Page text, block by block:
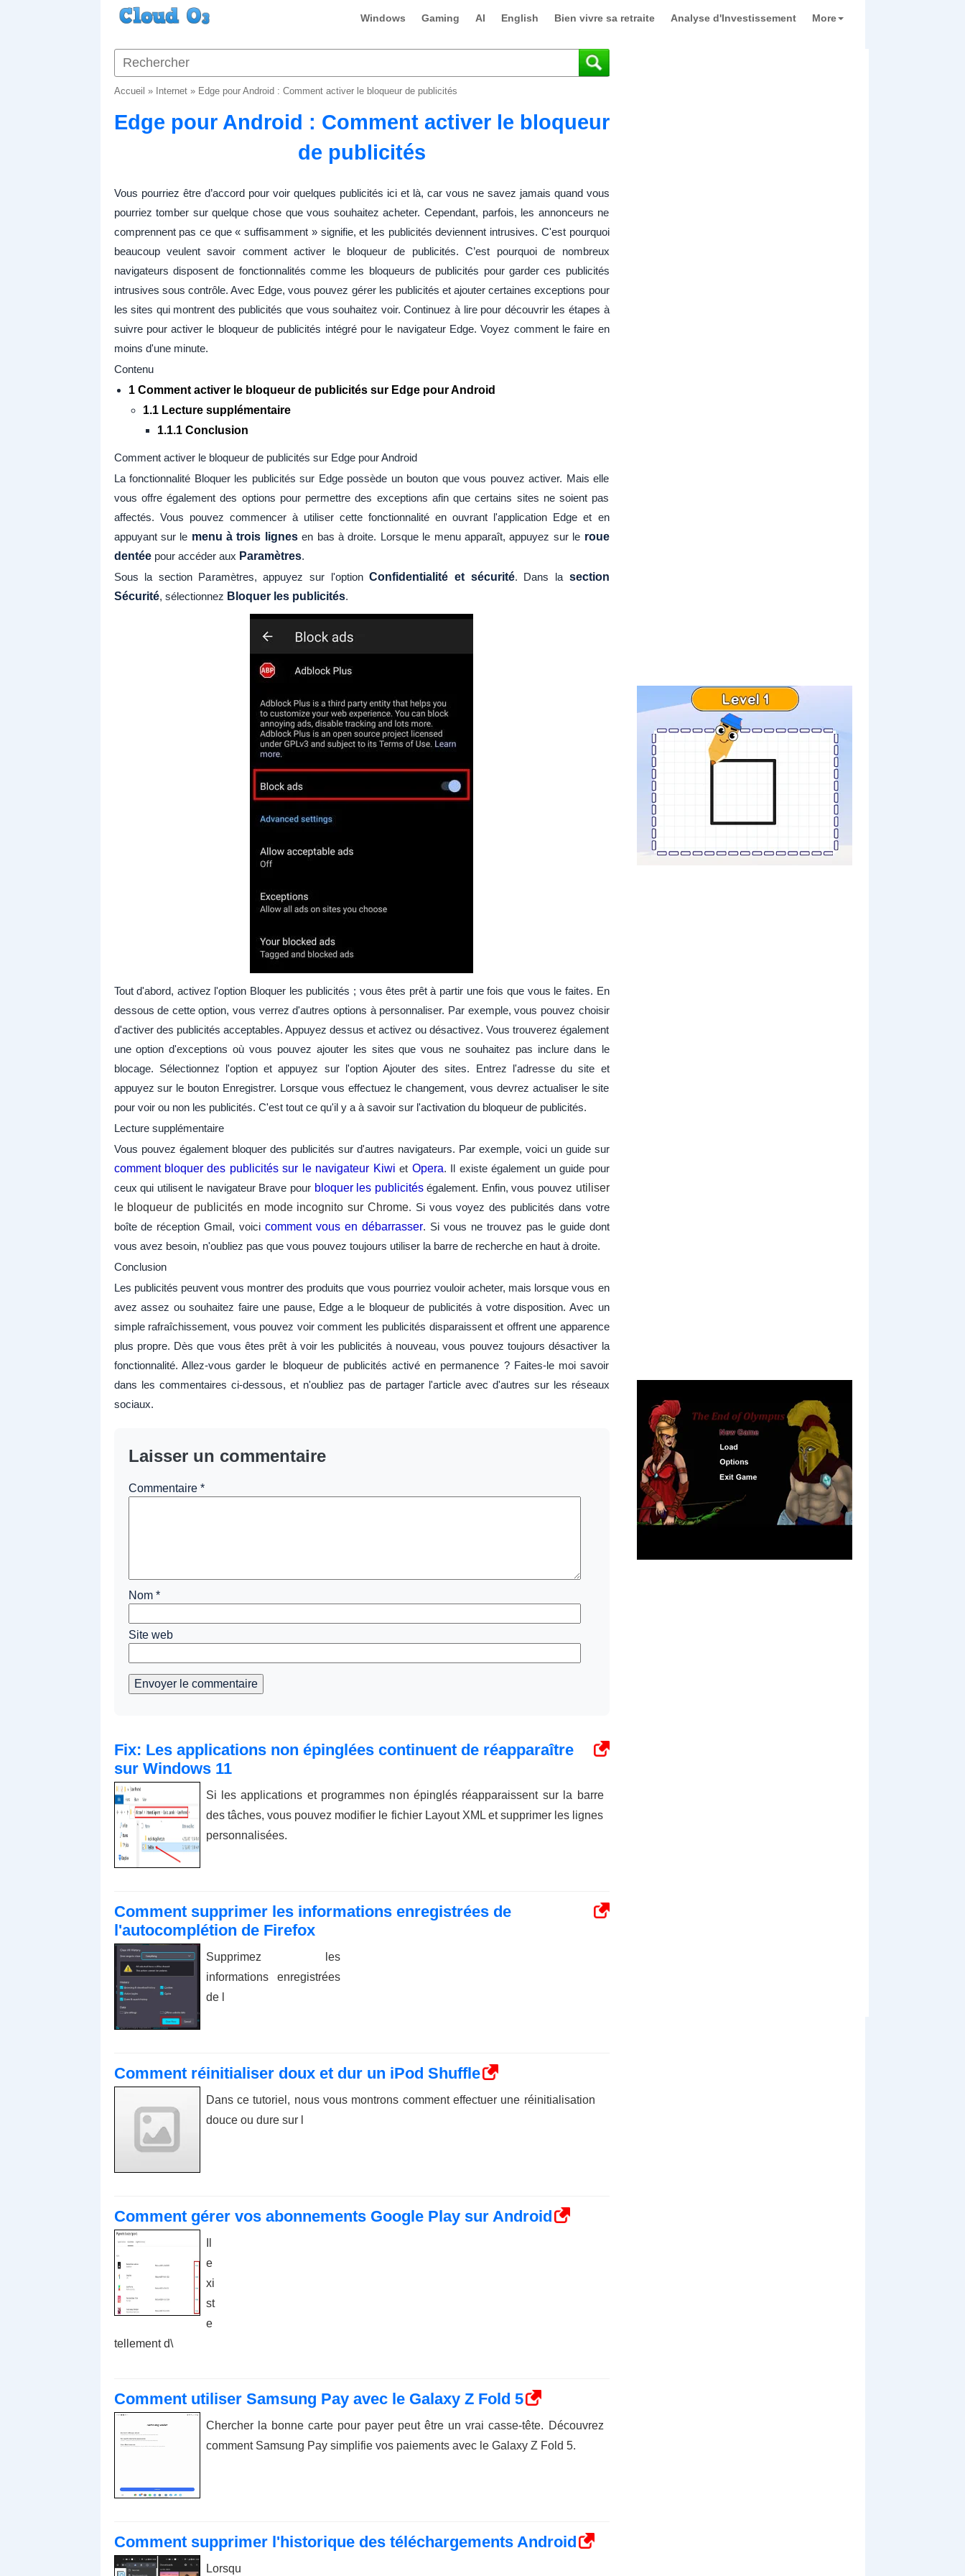
Windows Gaming AI English Bien vivre sa retraite Analyse d'Investissement More
Accueil » Internet» Edge pour Android : Comment activer le bloqueur de publicités
Edge pour Android : Comment activer le bloqueur
de publicités
Vous pourriez être d’accord pour voir quelques publicités ici et là, car vous ne savez jamais quand vous
pourriez tomber sur quelque chose que vous souhaitez acheter. Cependant, parfois, les annonceurs ne
comprennent pas ce que « suffisamment » signifie, et les publicités deviennent intrusives. C'est pourquoi
beaucoup veulent savoir comment activer le bloqueur de publicités. C’est pourquoi de nombreux
navigateurs disposent de fonctionnalités comme les bloqueurs de publicités pour garder ces publicités
intrusives sous contrôle. Avec Edge, vous pouvez gérer les publicités et ajouter certaines exceptions pour
les sites qui montrent des publicités que vous souhaitez voir. Continuez à lire pour découvrir les étapes à
suivre pour activer le bloqueur de publicités intégré pour le navigateur Edge. Voyez comment le faire en
moins d'une minute.
Contenu
1 Comment activer le bloqueur de publicités sur Edge pour Android
1.1 Lecture supplémentaire
1.1.1 Conclusion
Comment activer le bloqueur de publicités sur Edge pour Android
La fonctionnalité Bloquer les publicités sur Edge possède un bouton que vous pouvez activer. Mais elle
vous offre également des options pour permettre des exceptions afin que certains sites ne soient pas
affectés. Vous pouvez commencer à utiliser cette fonctionnalité en ouvrant l'application Edge et en
appuyant sur le menu à trois lignesen bas à droite. Lorsque le menu apparaît, appuyez sur le roue
dentéepour accéder aux Paramètres.
Sous la section Paramètres, appuyez sur l'optionConfidentialité et sécurité. Dans la section
Sécurité, sélectionnez Bloquer les publicités.
Tout d'abord, activez l'option Bloquer les publicités ; vous êtes prêt à partir une fois que vous le faites. En
dessous de cette option, vous verrez d'autres options à personnaliser. Par exemple, vous pouvez choisir
d'activer des publicités acceptables. Appuyez dessus et activez ou désactivez. Vous trouverez également
une option d'exceptions où vous pouvez ajouter les sites que vous ne souhaitez pas inclure dans le
blocage. Sélectionnez l'option et appuyez sur l'option Ajouter des sites. Entrez l'adresse du site et
appuyez sur le bouton Enregistrer. Lorsque vous effectuez le changement, vous devrez actualiser le site
pour voir ou non les publicités. C'est tout ce qu'il y a à savoir sur l'activation du bloqueur de publicités.
Lecture supplémentaire
Vous pouvez également bloquer des publicités sur d'autres navigateurs. Par exemple, voici un guide sur
comment bloquer des publicités sur le navigateur Kiwi et Opera. Il existe également un guide pour
ceux qui utilisent le navigateur Brave pour bloquer les publicitéségalement. Enfin, vous pouvez utiliser
le bloqueur de publicités en mode incognito sur Chrome. Si vous voyez des publicités dans votre
boîte de réception Gmail, voicicomment vous en débarrasser. Si vous ne trouvez pas le guide dont
vous avez besoin, n'oubliez pas que vous pouvez toujours utiliser la barre de recherche en haut à droite.
Conclusion
Les publicités peuvent vous montrer des produits que vous pourriez vouloir acheter, mais lorsque vous en
avez assez ou souhaitez faire une pause, Edge a le bloqueur de publicités à votre disposition. Avec un
simple rafraîchissement, vous pouvez voir comment les publicités disparaissent et offrent une apparence
plus propre. Dès que vous êtes prêt à voir les publicités à nouveau, vous pouvez toujours désactiver la
fonctionnalité. Allez-vous garder le bloqueur de publicités activé en permanence ? Faites-le moi savoir
dans les commentaires ci-dessous, et n'oubliez pas de partager l'article avec d'autres sur les réseaux
sociaux.
Laisser un commentaire
Commentaire *
Nom *
Site web
Envoyer le commentaire
Fix: Les applications non épinglées continuent de réapparaître
sur Windows 11
Si les applications et programmes non épinglés réapparaissent sur la barre
des tâches, vous pouvez modifier le fichier Layout XML et supprimer les lignes
personnalisées.
Comment supprimer les informations enregistrées de
l'autocomplétion de Firefox
Supprimez les
informations enregistrées
de l
Comment réinitialiser doux et dur un iPod Shuffle
Dans ce tutoriel, nous vous montrons comment effectuer une réinitialisation
douce ou dure sur l
Comment gérer vos abonnements Google Play sur Android
e
xi
st
e
tellement d\
Comment utiliser Samsung Pay avec le Galaxy Z Fold 5
Chercher la bonne carte pour payer peut être un vrai casse-tête. Découvrez
comment Samsung Pay simplifie vos paiements avec le Galaxy Z Fold 5.
Comment supprimer l'historique des téléchargements Android
Lorsqu